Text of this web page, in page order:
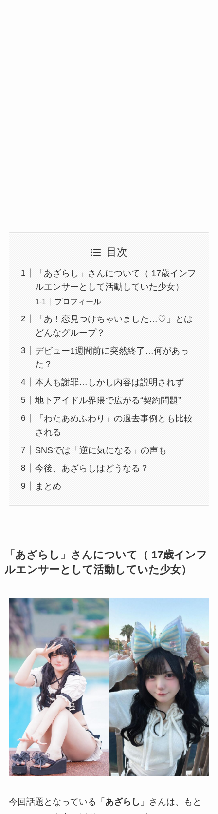
目次
「あざらし」さんについて（ 17歳インフ
ルエンサーとして活動していた少女）
プロフィール
「あ！恋見つけちゃいました…♡」とは
どんなグループ？
デビュー1週間前に突然終了…何があっ
た？
本人も謝罪…しかし内容は説明されず
地下アイドル界隈で広がる“契約問題”
「わたあめふわり」の過去事例とも比較
される
SNSでは「逆に気になる」の声も
今後、あざらしはどうなる？
まとめ
「あざらし」さんについて（ 17歳インフ
ルエンサーとして活動していた少女）
今回話題となっている「 あざらし 」さんは、もと